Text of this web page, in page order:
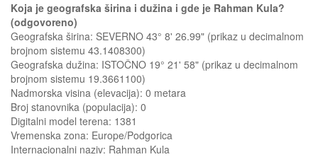
Koja je geografska širina i dužina i gde je Rahman Kula?
(odgovoreno)
Geografska širina: SEVERNO 43° 8' 26.99" (prikaz u decimalnom
brojnom sistemu 43.1408300)
Geografska dužina: ISTOČNO 19° 21' 58" (prikaz u decimalnom
brojnom sistemu 19.3661100)
Nadmorska visina (elevacija): 0 metara
Broj stanovnika (populacija): 0
Digitalni model terena: 1381
Vremenska zona: Europe/Podgorica
Internacionalni naziv: Rahman Kula